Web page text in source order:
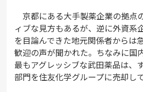
京都にある大手製薬企業の拠点
ィブな見方もあるが、逆に外資系
を目論んできた地元関係者からは
歓迎の声が聞かれた。ちなみに国
最もアグレッシブな武田薬品は、
部門を住友化学グループに売却し